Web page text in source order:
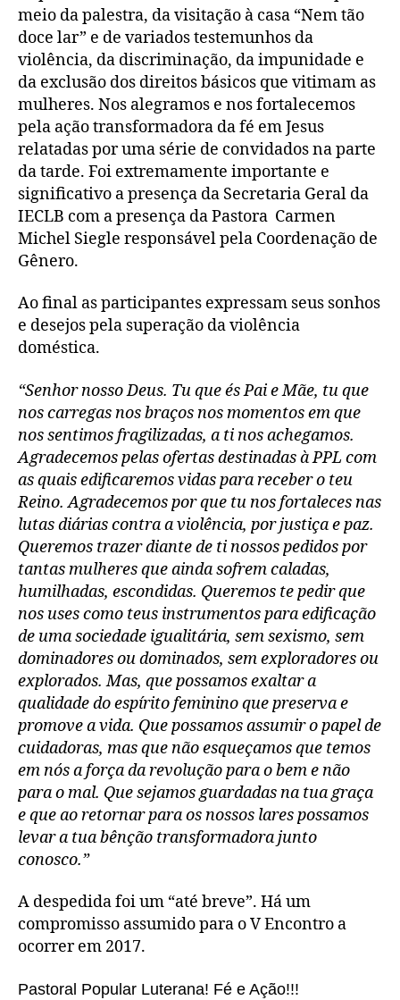
meio da palestra, da visitação à casa “Nem tão
doce lar” e de variados testemunhos da
violência, da discriminação, da impunidade e
da exclusão dos direitos básicos que vitimam as
mulheres. Nos alegramos e nos fortalecemos
pela ação transformadora da fé em Jesus
relatadas por uma série de convidados na parte
da tarde. Foi extremamente importante e
significativo a presença da Secretaria Geral da
IECLB com a presença da Pastora Carmen
Michel Siegle responsável pela Coordenação de
Gênero.
Ao final as participantes expressam seus sonhos
e desejos pela superação da violência
doméstica.
“Senhor nosso Deus. Tu que és Pai e Mãe, tu que
nos carregas nos braços nos momentos em que
nos sentimos fragilizadas, a ti nos achegamos.
Agradecemos pelas ofertas destinadas à PPL com
as quais edificaremos vidas para receber o teu
Reino. Agradecemos por que tu nos fortaleces nas
lutas diárias contra a violência, por justiça e paz.
Queremos trazer diante de ti nossos pedidos por
tantas mulheres que ainda sofrem caladas,
humilhadas, escondidas. Queremos te pedir que
nos uses como teus instrumentos para edificação
de uma sociedade igualitária, sem sexismo, sem
dominadores ou dominados, sem exploradores ou
explorados. Mas, que possamos exaltar a
qualidade do espírito feminino que preserva e
promove a vida. Que possamos assumir o papel de
cuidadoras, mas que não esqueçamos que temos
em nós a força da revolução para o bem e não
para o mal. Que sejamos guardadas na tua graça
e que ao retornar para os nossos lares possamos
levar a tua bênção transformadora junto
conosco.”
A despedida foi um “até breve”. Há um
compromisso assumido para o V Encontro a
ocorrer em 2017.
Pastoral Popular Luterana! Fé e Ação!!!